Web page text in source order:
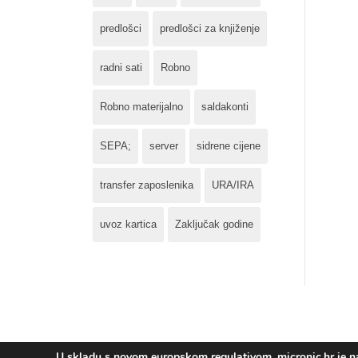
predlošci predlošci za knjiženje
radni sati Robno
Robno materijalno saldakonti
SEPA; server sidrene cijene
transfer zaposlenika URA/IRA
uvoz kartica Zaključak godine